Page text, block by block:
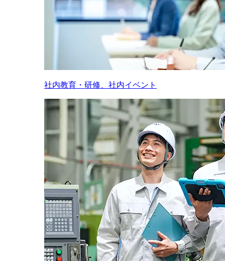
社内教育・研修、社内イベント